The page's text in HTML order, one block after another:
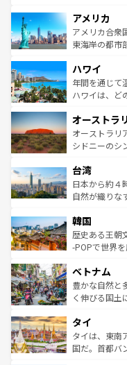
ンツ一覧を参
の建物がその
博物館もあり
ことができる
ば市内交通費無
着のスイス情
アメリカ
アメリカ合衆
東海岸の都市
のような巨大
ンメントが詰
西部には大自
部のニューオ
文化が魅力。
しみながら、
ならではの贅沢な旅の
情報はコンテ
ハワイ
年間を通じて
ハワイは、ど
ワイ島は見逃
島だが、静か
おすすめ。エ
れるおもてな
人々、おいし
ク、伝統的な
ワイを、存分に味わって
はコンテンツ
オーストラ
オーストラリ
シドニーのシ
リアリーフや
ク）、タスマ
ど、見どころ
いる。アクテ
ビング、ハイ
い。オースト
参照してほし
台湾
日本から約４
自然が織りな
ン）、静ひつ
と山間の静け
驚きをもたら
容にもいいと
照してほしい
韓国
歴史ある王朝
-POPで世界
き、地方に足
できる。そし
まで、さまざ
リティに包ま
覧を参照して
ベトナム
豊かな自然と
く伸びる国土
急速な発展と
ーチミン市の
醸し出してい
タイ
タイは、東南
国だ。首都バ